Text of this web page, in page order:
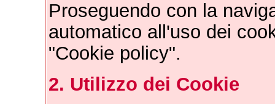
Proseguendo con la
automatico all'uso dei
"Cookie policy".
2. Utilizzo dei Cookie